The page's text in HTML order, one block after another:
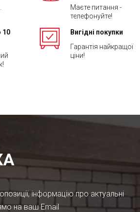
Маєте питання -
телефонуйте!
10
Вигідні покупки
Гарантія найкращої
ціни!
інформацію про актуальні
на ваш Email